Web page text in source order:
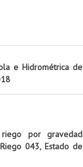
e Hidrométrica de
por gravedad
043, Estado de